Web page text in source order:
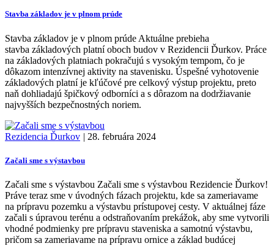
Stavba základov je v plnom prúde
Stavba základov je v plnom prúde Aktuálne prebieha
stavba základových platní oboch budov v Rezidencii Ďurkov. Práce
na základových platniach pokračujú s vysokým tempom, čo je
dôkazom intenzívnej aktivity na stavenisku. Úspešné vyhotovenie
základových platní je kľúčové pre celkový výstup projektu, preto
naň dohliadajú špičkový odborníci a s dôrazom na dodržiavanie
najvyšších bezpečnostných noriem.
Rezidencia Ďurkov | 28. februára 2024
Začali sme s výstavbou
Začali sme s výstavbou Začali sme s výstavbou Rezidencie Ďurkov!
Práve teraz sme v úvodných fázach projektu, kde sa zameriavame
na prípravu pozemku a výstavbu prístupovej cesty. V aktuálnej fáze
začali s úpravou terénu a odstraňovaním prekážok, aby sme vytvorili
vhodné podmienky pre prípravu staveniska a samotnú výstavbu,
pričom sa zameriavame na prípravu ornice a základ budúcej